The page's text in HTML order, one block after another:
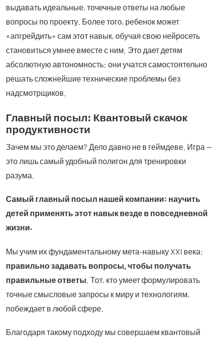
выдавать идеальные, точечные ответы на любые
вопросы по проекту. Более того, ребенок может
«апгрейдить» сам этот навык, обучая свою нейросеть
становиться умнее вместе с ним. Это дает детям
абсолютную автономность: они учатся самостоятельно
решать сложнейшие технические проблемы без
надсмотрщиков.
Главный посыл: Квантовый скачок
продуктивности
Зачем мы это делаем? Дело давно не в геймдеве. Игра —
это лишь самый удобный полигон для тренировки
разума.
Самый главный посыл нашей компании: научить
детей применять этот навык везде в повседневной
жизни.
Мы учим их фундаментальному мета-навыку XXI века:
правильно задавать вопросы, чтобы получать
правильные ответы . Тот, кто умеет формулировать
точные смысловые запросы к миру и технологиям,
побеждает в любой сфере.
Благодаря такому подходу мы совершаем квантовый